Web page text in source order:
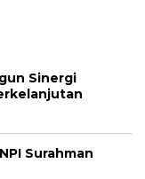
Sinergi
Surahman